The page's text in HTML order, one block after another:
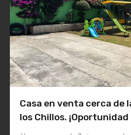
Casa en venta cerca de
los Chillos.